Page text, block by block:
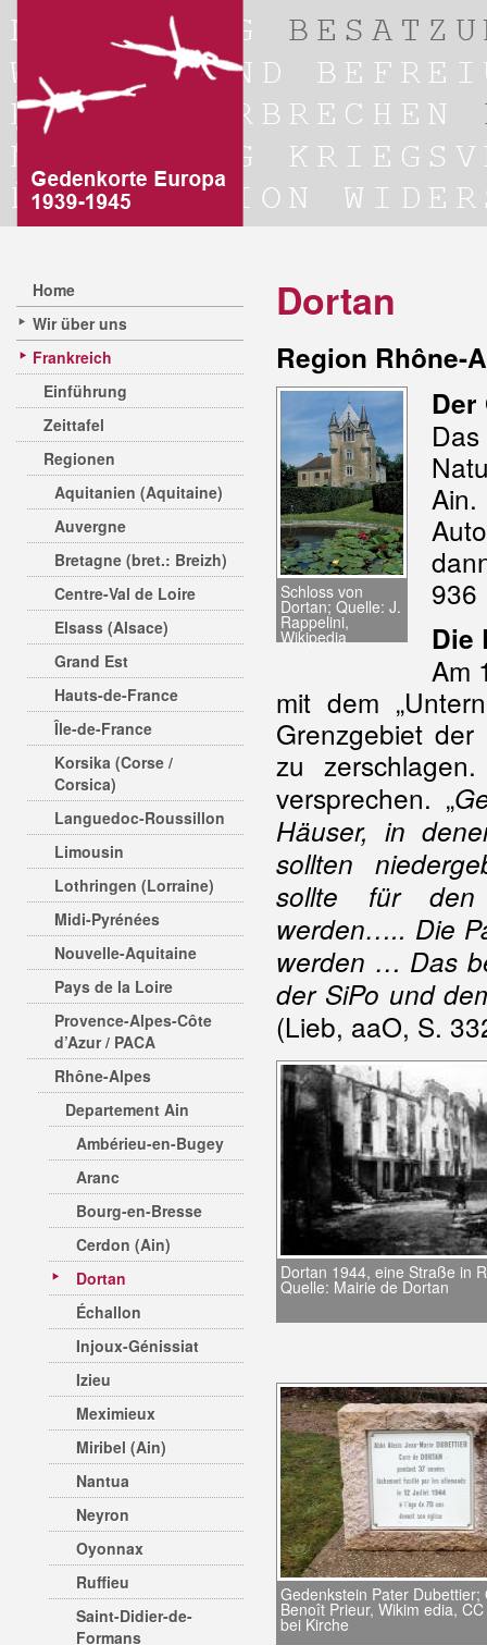
Home
Wir über uns
Frankreich
Einführung
Zeittafel
Regionen
Aquitanien (Aquitaine)
Auvergne
Bretagne (bret.: Breizh)
Centre-Val de Loire
Elsass (Alsace)
Grand Est
Hauts-de-France
Île-de-France
Korsika (Corse /
Corsica)
Languedoc-Roussillon
Limousin
Lothringen (Lorraine)
Midi-Pyrénées
Nouvelle-Aquitaine
Pays de la Loire
Provence-Alpes-Côte
d’Azur / PACA
Rhône-Alpes
Departement Ain
Ambérieu-en-Bugey
Aranc
Bourg-en-Bresse
Cerdon (Ain)
Dortan
Échallon
Injoux-Génissiat
Izieu
Meximieux
Miribel (Ain)
Nantua
Neyron
Oyonnax
Ruffieu
Saint-Didier-de-
Formans
Dortan
Region Rhône-
Schloss von
Dortan; Quelle: J.
Rappelini,
Wikipedia
Der
Die
Am
mit dem
Grenzgebiet
zu zerschlagen.
versprechen. „
Häuser, in
sollten
sollte für den
werden….. Die
werden … Das
der SiPo und
(Lieb, aaO, S.
Dortan 1944, eine Straße in
Quelle: Mairie de Dortan
Gedenkstein Pater Dubettier;
Benoît Prieur, Wikim edia,
bei Kirche